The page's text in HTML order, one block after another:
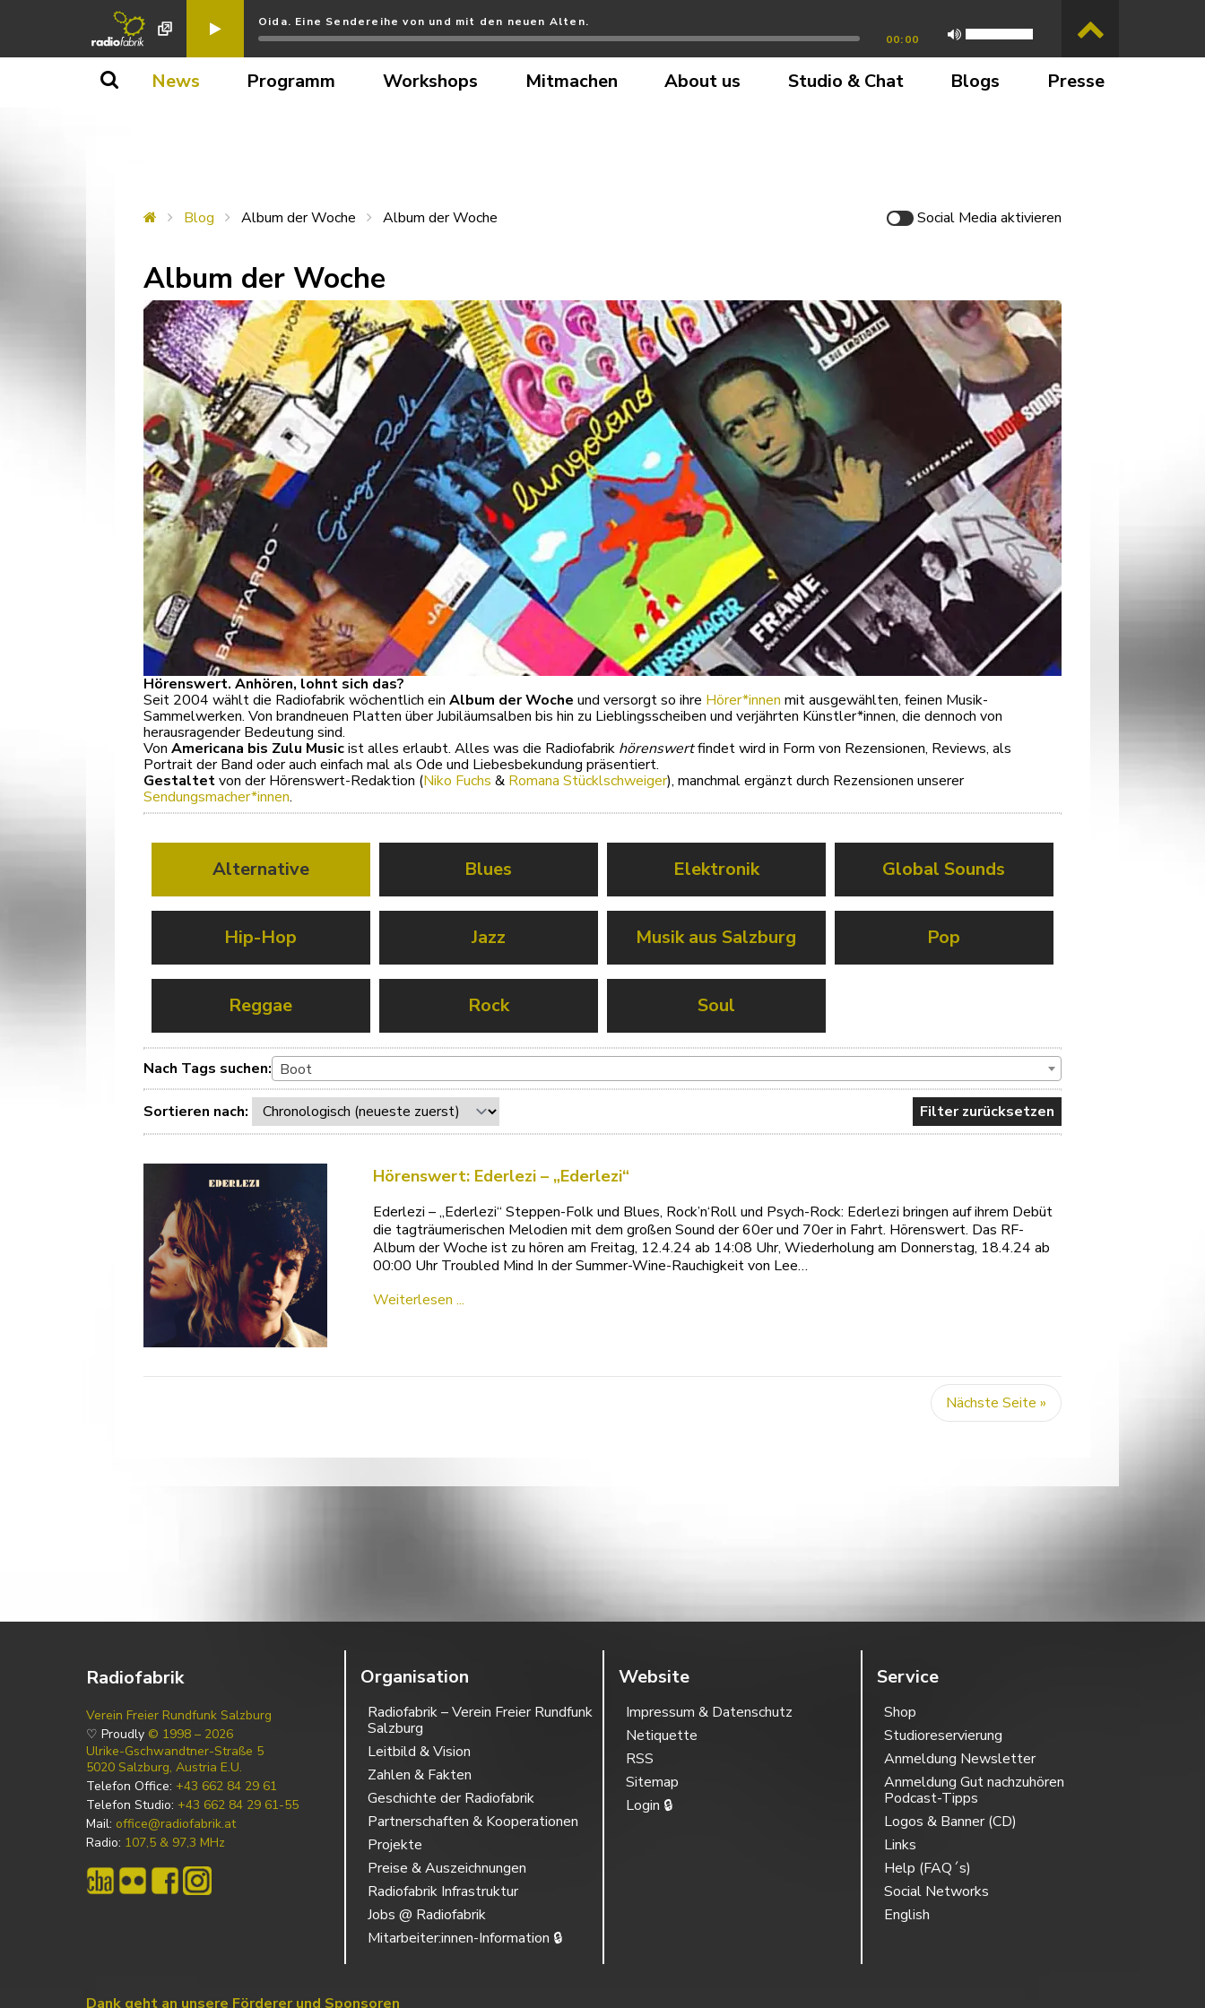
Oida. Eine Sendereihe von und mit den neuen Alten.
00:00
News Programm Workshops Mitmachen About us Studio & Chat Blogs Presse
Blog Album der Woche Album der Woche Social Media aktivieren
Album der Woche
Hörenswert. Anhören, lohnt sich das?
Seit 2004 wählt die Radiofabrik wöchentlich ein Album der Woche und versorgt so ihre Hörer*innen mit ausgewählten, feinen Musik-
Sammelwerken. Von brandneuen Platten über Jubiläumsalben bis hin zu Lieblingsscheiben und verjährten Künstler*innen, die dennoch von
herausragender Bedeutung sind.
Von Americana bis Zulu Musicist alles erlaubt. Alles was die Radiofabrik hörenswertfindet wird in Form von Rezensionen, Reviews, als
Portrait der Band oder auch einfach mal als Ode und Liebesbekundung präsentiert.
Gestaltetvon der Hörenswert-Redaktion (Niko Fuchs & Romana Stücklschweiger), manchmal ergänzt durch Rezensionen unserer
Sendungsmacher*innen.
Alternative Blues Elektronik Global Sounds
Hip-Hop Jazz Musik aus Salzburg Pop
Reggae Rock Soul
Nach Tags suchen: Boot
Sortieren nach: Filter zurücksetzen
Hörenswert: Ederlezi – „Ederlezi“
Ederlezi – „Ederlezi“ Steppen-Folk und Blues, Rock’n‘Roll und Psych-Rock: Ederlezi bringen auf ihrem Debüt
die tagträumerischen Melodien mit dem großen Sound der 60er und 70er in Fahrt. Hörenswert. Das RF-
Album der Woche ist zu hören am Freitag, 12.4.24 ab 14:08 Uhr, Wiederholung am Donnerstag, 18.4.24 ab
00:00 Uhr Troubled Mind In der Summer-Wine-Rauchigkeit von Lee…
Weiterlesen ...
Nächste Seite »
Radiofabrik
Verein Freier Rundfunk Salzburg
♡ Proudly © 1998 – 2026
Ulrike-Gschwandtner-Straße 5
5020 Salzburg, Austria E.U.
Telefon Office: +43 662 84 29 61
Telefon Studio: +43 662 84 29 61-55
Mail: office@radiofabrik.at
Radio: 107,5 & 97,3 MHz
Organisation
Radiofabrik – Verein Freier Rundfunk
Salzburg
Leitbild & Vision
Zahlen & Fakten
Geschichte der Radiofabrik
Partnerschaften & Kooperationen
Projekte
Preise & Auszeichnungen
Radiofabrik Infrastruktur
Jobs @ Radiofabrik
Mitarbeiter:innen-Information 🔒
Website
Impressum & Datenschutz
Netiquette
RSS
Sitemap
Login 🔒
Service
Shop
Studioreservierung
Anmeldung Newsletter
Anmeldung Gut nachzuhören
Podcast-Tipps
Logos & Banner (CD)
Links
Help (FAQ´s)
Social Networks
English
Dank geht an unsere Förderer und Sponsoren